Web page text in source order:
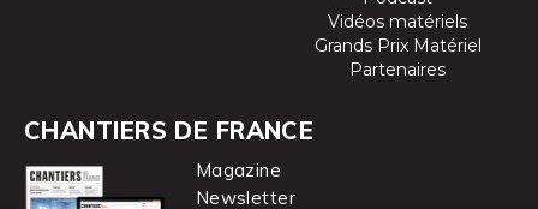
Vidéos matériels
Grands Prix Matériel
Partenaires
CHANTIERS DE FRANCE
Magazine
Newsletter